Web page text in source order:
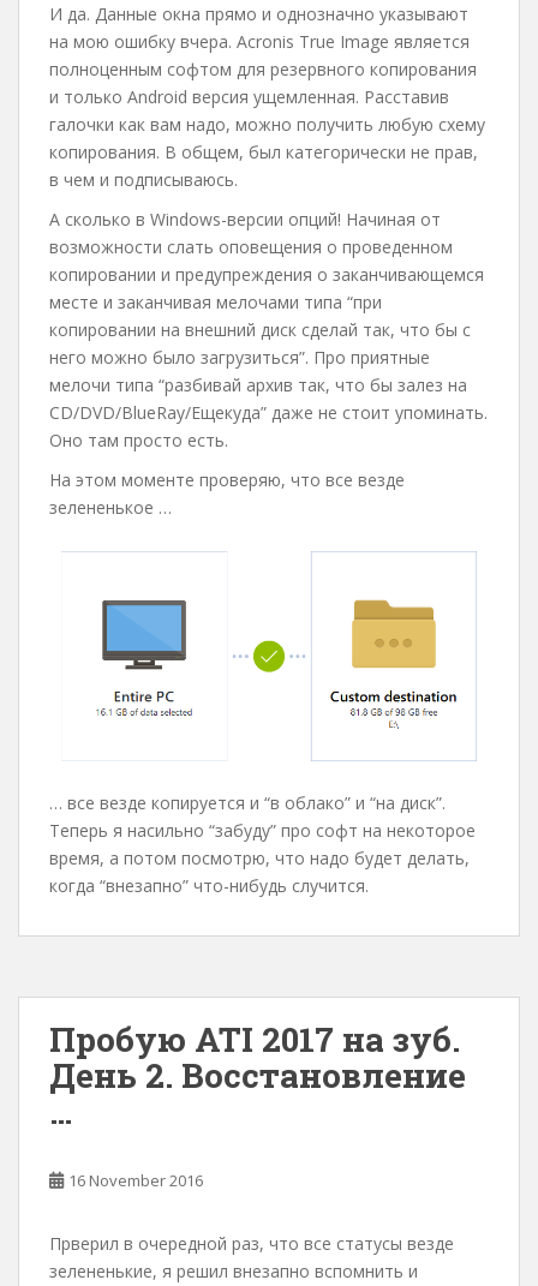
И да. Данные окна прямо и однозначно указывают
на мою ошибку вчера. Acronis True Image является
полноценным софтом для резервного копирования
и только Android версия ущемленная. Расставив
галочки как вам надо, можно получить любую схему
копирования. В общем, был категорически не прав,
в чем и подписываюсь.
А сколько в Windows-версии опций! Начиная от
возможности слать оповещения о проведенном
копировании и предупреждения о заканчивающемся
месте и заканчивая мелочами типа “при
копировании на внешний диск сделай так, что бы с
него можно было загрузиться”. Про приятные
мелочи типа “разбивай архив так, что бы залез на
CD/DVD/BlueRay/Ещекуда” даже не стоит упоминать.
Оно там просто есть.
На этом моменте проверяю, что все везде
зелененькое …
… все везде копируется и “в облако” и “на диск”.
Теперь я насильно “забуду” про софт на некоторое
время, а потом посмотрю, что надо будет делать,
когда “внезапно” что-нибудь случится.
Пробую ATI 2017 на зуб.
День 2. Восстановление
…
16 November 2016
Прверил в очередной раз, что все статусы везде
зелененькие, я решил внезапно вспомнить и